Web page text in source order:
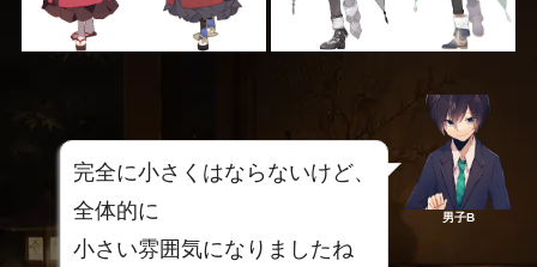
完全に小さくはならないけど、
全体的に
小さい雰囲気になりましたね
男子B